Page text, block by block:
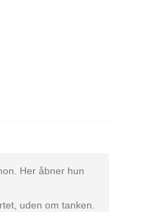
Her åbner hun
uden om tanken.